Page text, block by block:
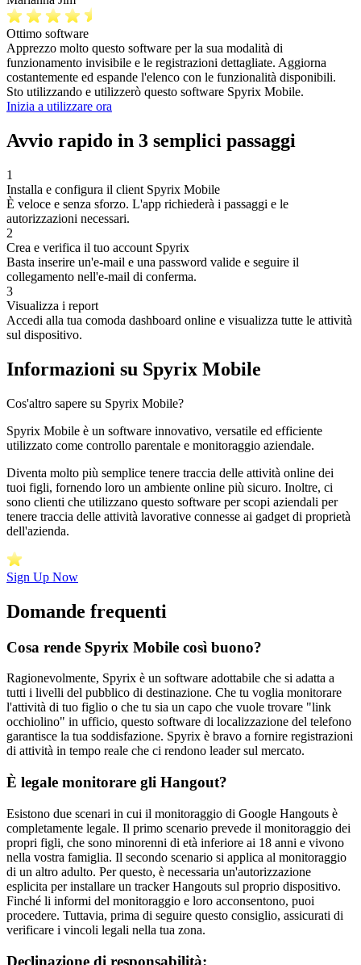
Ottimo software
Apprezzo molto questo software per la sua modalità di
funzionamento invisibile e le registrazioni dettagliate. Aggiorna
costantemente ed espande l'elenco con le funzionalità disponibili.
Sto utilizzando e utilizzerò questo software Spyrix Mobile.
Inizia a utilizzare ora
Avvio rapido in 3 semplici passaggi
1
Installa e configura il client Spyrix Mobile
È veloce e senza sforzo. L'app richiederà i passaggi e le
autorizzazioni necessari.
2
Crea e verifica il tuo account Spyrix
Basta inserire un'e-mail e una password valide e seguire il
collegamento nell'e-mail di conferma.
3
Visualizza i report
Accedi alla tua comoda dashboard online e visualizza tutte le attività
sul dispositivo.
Informazioni su Spyrix Mobile
Cos'altro sapere su Spyrix Mobile?
Spyrix Mobile è un software innovativo, versatile ed efficiente
utilizzato come controllo parentale e monitoraggio aziendale.
Diventa molto più semplice tenere traccia delle attività online dei
tuoi figli, fornendo loro un ambiente online più sicuro. Inoltre, ci
sono clienti che utilizzano questo software per scopi aziendali per
tenere traccia delle attività lavorative connesse ai gadget di proprietà
dell'azienda.
Sign Up Now
Domande frequenti
Cosa rende Spyrix Mobile così buono?
Ragionevolmente, Spyrix è un software adottabile che si adatta a
tutti i livelli del pubblico di destinazione. Che tu voglia monitorare
l'attività di tuo figlio o che tu sia un capo che vuole trovare "link
occhiolino" in ufficio, questo software di localizzazione del telefono
garantisce la tua soddisfazione. Spyrix è bravo a fornire registrazioni
di attività in tempo reale che ci rendono leader sul mercato.
È legale monitorare gli Hangout?
Esistono due scenari in cui il monitoraggio di Google Hangouts è
completamente legale. Il primo scenario prevede il monitoraggio dei
propri figli, che sono minorenni di età inferiore ai 18 anni e vivono
nella vostra famiglia. Il secondo scenario si applica al monitoraggio
di un altro adulto. Per questo, è necessaria un'autorizzazione
esplicita per installare un tracker Hangouts sul proprio dispositivo.
Finché li informi del monitoraggio e loro acconsentono, puoi
procedere. Tuttavia, prima di seguire questo consiglio, assicurati di
verificare i vincoli legali nella tua zona.
Declinazione di responsabilità: